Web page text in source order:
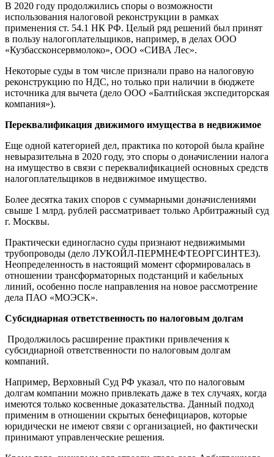
В 2020 году продолжились споры о возможности
использования налоговой реконструкции в рамках
применения ст. 54.1 НК РФ. Целый ряд решений был принят
в пользу налогоплательщиков, например, в делах ООО
«Кузбассконсервмолоко», ООО «СИВА Лес».
Некоторые суды в том числе признали право на налоговую
реконструкцию по НДС, но только при наличии в бюджете
источника для вычета (дело ООО «Балтийская экспедиторская
компания»).
Переквалификация движимого имущества в недвижимое
Еще одной категорией дел, практика по которой была крайне
невыразительна в 2020 году, это споры о доначислении налога
на имущество в связи с переквалификацией основных средств
налогоплательщиков в недвижимое имущество.
Более десятка таких споров с суммарными доначислениями
свыше 1 млрд. рублей рассматривает только Арбитражный суд
г. Москвы.
Практически единогласно суды признают недвижимыми
трубопроводы (дело ЛУКОЙЛ-ПЕРМНЕФТЕОРГСИНТЕЗ).
Неопределенность в настоящий момент сформировалась в
отношении трансформаторных подстанций и кабельных
линий, особенно после направления на новое рассмотрение
дела ПАО «МОЭСК».
Субсидиарная ответственность по налоговым долгам
Продолжилось расширение практики привлечения к
субсидиарной ответственности по налоговым долгам
компаний.
Например, Верховный Суд РФ указал, что по налоговым
долгам компании можно привлекать даже в тех случаях, когда
имеются только косвенные доказательства. Данный подход
применим в отношении скрытых бенефициаров, которые
юридически не имеют связи с организацией, но фактически
принимают управленческие решения.